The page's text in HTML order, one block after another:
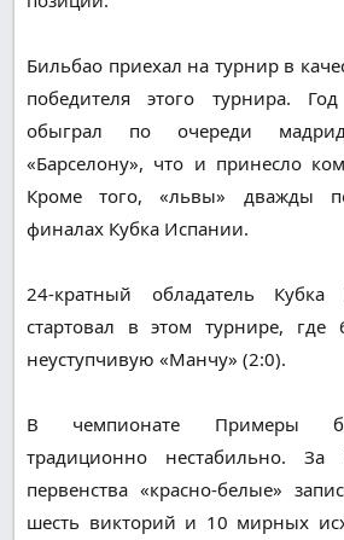
Бильбао приехал на турнир в
победителя этого турнира.
обыграл по очереди
«Барселону», что и принесло
Кроме того, «львы» дважды
финалах Кубка Испании.
24-кратный обладатель Кубка
стартовал в этом турнире, где
неуступчивую «Манчу» (2:0).
В чемпионате Примеры
традиционно нестабильно.
первенства «красно-белые»
шесть викторий и 10 мирных